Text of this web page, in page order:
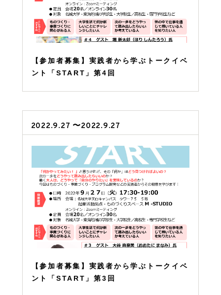
【参加者募集】実践者から学ぶトークイベ
ント「START」第4回
2022.9.27 〜2022.9.27
【参加者募集】実践者から学ぶトークイベ
ント「START」第3回